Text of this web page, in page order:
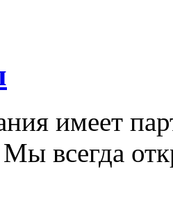
имеет
всегда